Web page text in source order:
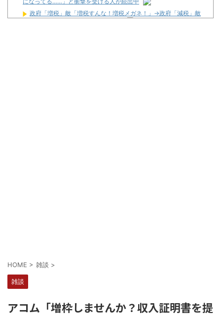
政府「増税」敵「増税すんな！増税メガネ！」→政府「減税」敵
「減税すんな！社会保障どうなる！」
HOME > 雑談 >
雑談
アコム「増枠しませんか？収入証明書を提